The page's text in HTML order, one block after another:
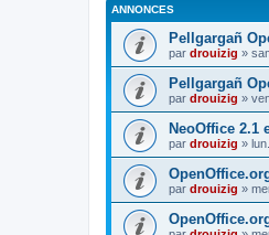
ANNONCES
Pellgargañ
par drouizig »
Pellgargañ
par drouizig »
NeoOffice 2.1
par drouizig »
par drouizig »